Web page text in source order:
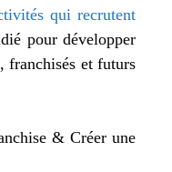
qui recrutent
pour développer
franchisés et futurs
& Créer une